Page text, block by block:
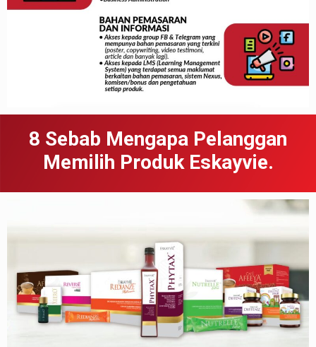
8 Sebab Mengapa Pelanggan
Memilih Produk Eskayvie.